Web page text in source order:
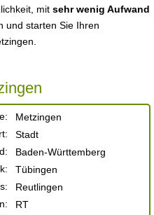
mit sehr wenig Aufwand
und starten Sie Ihren
Metzingen
Stadt
Baden-Württemberg
Tübingen
Reutlingen
RT